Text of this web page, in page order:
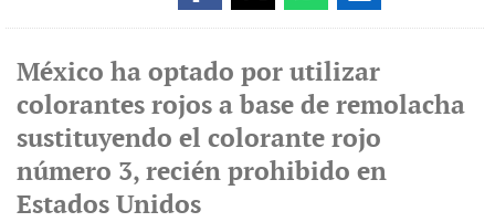
México ha optado por utilizar
colorantes rojos a base de remolacha
sustituyendo el colorante rojo
número 3, recién prohibido en
Estados Unidos